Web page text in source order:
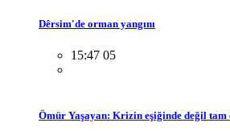
Dêrsim'de orman yangını
15:47 05
Ömür Yaşayan: Krizin eşiğinde değil tam